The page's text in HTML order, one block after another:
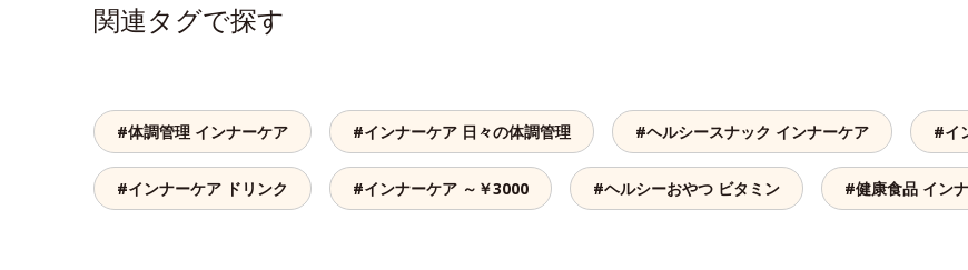
関連タグで探す
#体調管理 インナーケア #インナーケア 日々の体調管理 #ヘルシースナック インナーケア #イ
#インナーケア ドリンク #インナーケア ～￥3000 #ヘルシーおやつ ビタミン #健康食品 イン